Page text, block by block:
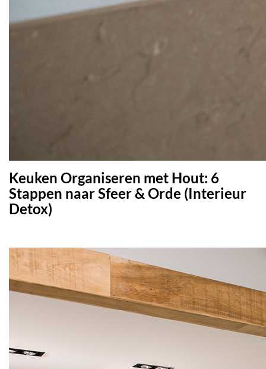
Keuken Organiseren met Hout: 6
Stappen naar Sfeer & Orde (Interieur
Detox)